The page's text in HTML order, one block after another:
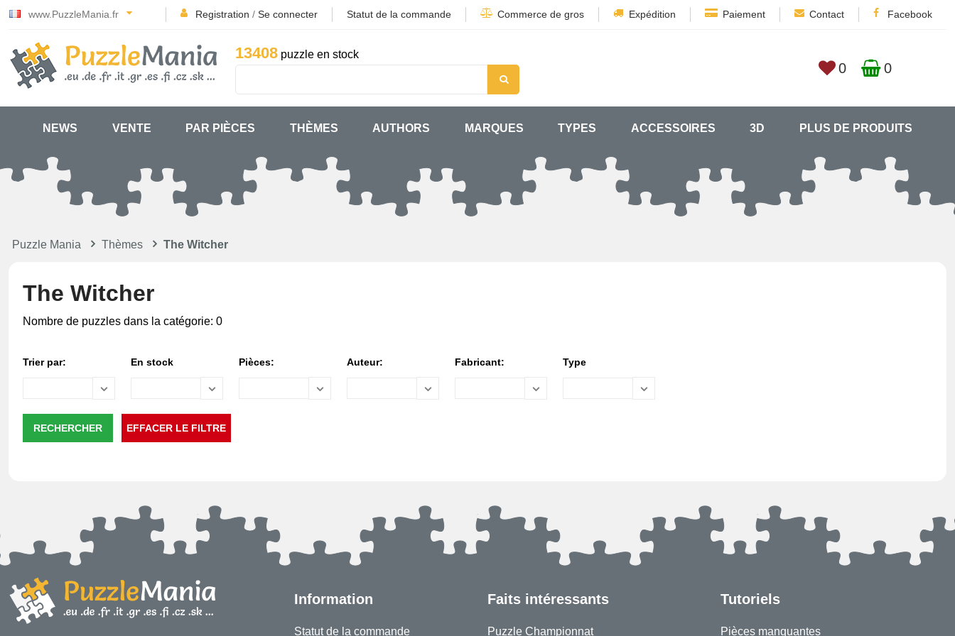
www.PuzzleMania.fr Registration / Se connecter Statut de la commande Commerce de gros Expédition Paiement Contact Facebook
13408 puzzle en stock
0 0
NEWS VENTE PAR PIÈCES THÈMES AUTHORS MARQUES TYPES ACCESSOIRES 3D PLUS DE PRODUITS
Puzzle Mania Thèmes The Witcher
The Witcher
Nombre de puzzles dans la catégorie: 0
Trier par: En stock Pièces: Auteur: Fabricant: Type
Information
Statut de la commande
Faits intéressants
Puzzle Championnat
Tutoriels
Pièces manquantes